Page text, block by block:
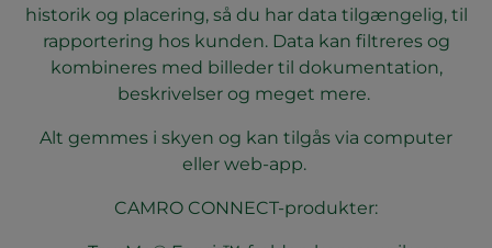
historik og placering, så du har data tilgængelig, til
rapportering hos kunden. Data kan filtreres og
kombineres med billeder til dokumentation,
beskrivelser og meget mere.
Alt gemmes i skyen og kan tilgås via computer
eller web-app.
CAMRO CONNECT-produkter: